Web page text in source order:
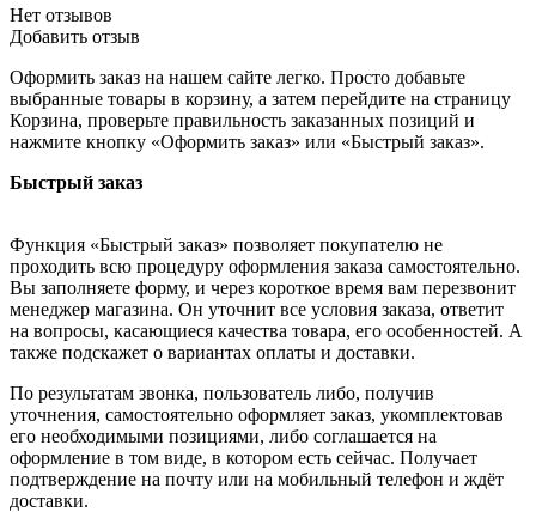
Нет отзывов
Добавить отзыв
Оформить заказ на нашем сайте легко. Просто добавьте
выбранные товары в корзину, а затем перейдите на страницу
Корзина, проверьте правильность заказанных позиций и
нажмите кнопку «Оформить заказ» или «Быстрый заказ».
Быстрый заказ
Функция «Быстрый заказ» позволяет покупателю не
проходить всю процедуру оформления заказа самостоятельно.
Вы заполняете форму, и через короткое время вам перезвонит
менеджер магазина. Он уточнит все условия заказа, ответит
на вопросы, касающиеся качества товара, его особенностей. А
также подскажет о вариантах оплаты и доставки.
По результатам звонка, пользователь либо, получив
уточнения, самостоятельно оформляет заказ, укомплектовав
его необходимыми позициями, либо соглашается на
оформление в том виде, в котором есть сейчас. Получает
подтверждение на почту или на мобильный телефон и ждёт
доставки.